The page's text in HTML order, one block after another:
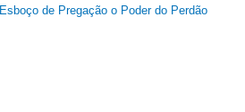
Esboço de Pregação o Poder do Perdão